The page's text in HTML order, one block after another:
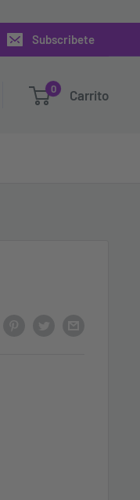
Subscribete
0 Carrito